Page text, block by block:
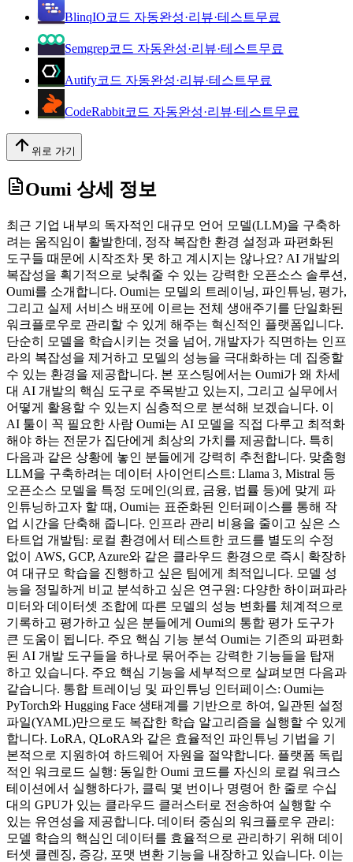
BlinqIO코드 자동완성·리뷰·테스트무료
Semgrep코드 자동완성·리뷰·테스트무료
Autify코드 자동완성·리뷰·테스트무료
CodeRabbit코드 자동완성·리뷰·테스트무료
위로 가기
Oumi 상세 정보
최근 기업 내부의 독자적인 대규모 언어 모델(LLM)을 구축하
려는 움직임이 활발한데, 정작 복잡한 환경 설정과 파편화된
도구들 때문에 시작조차 못 하고 계시지는 않나요? AI 개발의
복잡성을 획기적으로 낮춰줄 수 있는 강력한 오픈소스 솔루션,
Oumi를 소개합니다. Oumi는 모델의 트레이닝, 파인튜닝, 평가,
그리고 실제 서비스 배포에 이르는 전체 생애주기를 단일화된
워크플로우로 관리할 수 있게 해주는 혁신적인 플랫폼입니다.
단순히 모델을 학습시키는 것을 넘어, 개발자가 직면하는 인프
라의 복잡성을 제거하고 모델의 성능을 극대화하는 데 집중할
수 있는 환경을 제공합니다. 본 포스팅에서는 Oumi가 왜 차세
대 AI 개발의 핵심 도구로 주목받고 있는지, 그리고 실무에서
어떻게 활용할 수 있는지 심층적으로 분석해 보겠습니다. 이
AI 툴이 꼭 필요한 사람 Oumi는 AI 모델을 직접 다루고 최적화
해야 하는 전문가 집단에게 최상의 가치를 제공합니다. 특히
다음과 같은 상황에 놓인 분들에게 강력히 추천합니다. 맞춤형
LLM을 구축하려는 데이터 사이언티스트: Llama 3, Mistral 등
오픈소스 모델을 특정 도메인(의료, 금융, 법률 등)에 맞게 파
인튜닝하고자 할 때, Oumi는 표준화된 인터페이스를 통해 작
업 시간을 단축해 줍니다. 인프라 관리 비용을 줄이고 싶은 스
타트업 개발팀: 로컬 환경에서 테스트한 코드를 별도의 수정
없이 AWS, GCP, Azure와 같은 클라우드 환경으로 즉시 확장하
여 대규모 학습을 진행하고 싶은 팀에게 최적입니다. 모델 성
능을 정밀하게 비교 분석하고 싶은 연구원: 다양한 하이퍼파라
미터와 데이터셋 조합에 따른 모델의 성능 변화를 체계적으로
기록하고 평가하고 싶은 분들에게 Oumi의 통합 평가 도구가
큰 도움이 됩니다. 주요 핵심 기능 분석 Oumi는 기존의 파편화
된 AI 개발 도구들을 하나로 묶어주는 강력한 기능들을 탑재
하고 있습니다. 주요 핵심 기능을 세부적으로 살펴보면 다음과
같습니다. 통합 트레이닝 및 파인튜닝 인터페이스: Oumi는
PyTorch와 Hugging Face 생태계를 기반으로 하여, 일관된 설정
파일(YAML)만으로도 복잡한 학습 알고리즘을 실행할 수 있게
합니다. LoRA, QLoRA와 같은 효율적인 파인튜닝 기법을 기
본적으로 지원하여 하드웨어 자원을 절약합니다. 플랫폼 독립
적인 워크로드 실행: 동일한 Oumi 코드를 자신의 로컬 워크스
테이션에서 실행하다가, 클릭 몇 번이나 명령어 한 줄로 수십
대의 GPU가 있는 클라우드 클러스터로 전송하여 실행할 수
있는 유연성을 제공합니다. 데이터 중심의 워크플로우 관리:
모델 학습의 핵심인 데이터를 효율적으로 관리하기 위해 데이
터셋 클렌징, 증강, 포맷 변환 기능을 내장하고 있습니다. 이는